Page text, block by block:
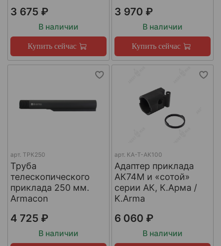
3 675 ₽
В наличии
Купить сейчас
3 970 ₽
В наличии
Купить сейчас
арт. ТРК250
Труба
телескопического
приклада 250 мм.
Armacon
4 725 ₽
В наличии
арт. КА-Т-АК100
Адаптер приклада
АК74М и «сотой»
серии АК, К.Арма /
K.Arma
6 060 ₽
В наличии